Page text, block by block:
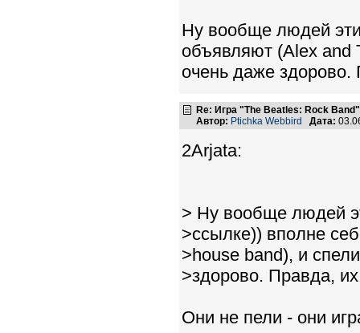
Ну вообще людей
объявляют (Alex and
очень даже
Re: Игра "The Beatles: Rock Band"
Автор: Ptichka Webbird Дата:
2Arjata:
> Ну вообще людей
>ссылке)) вполне
>house band), и
>здорово. Правда,
Они не пели - они